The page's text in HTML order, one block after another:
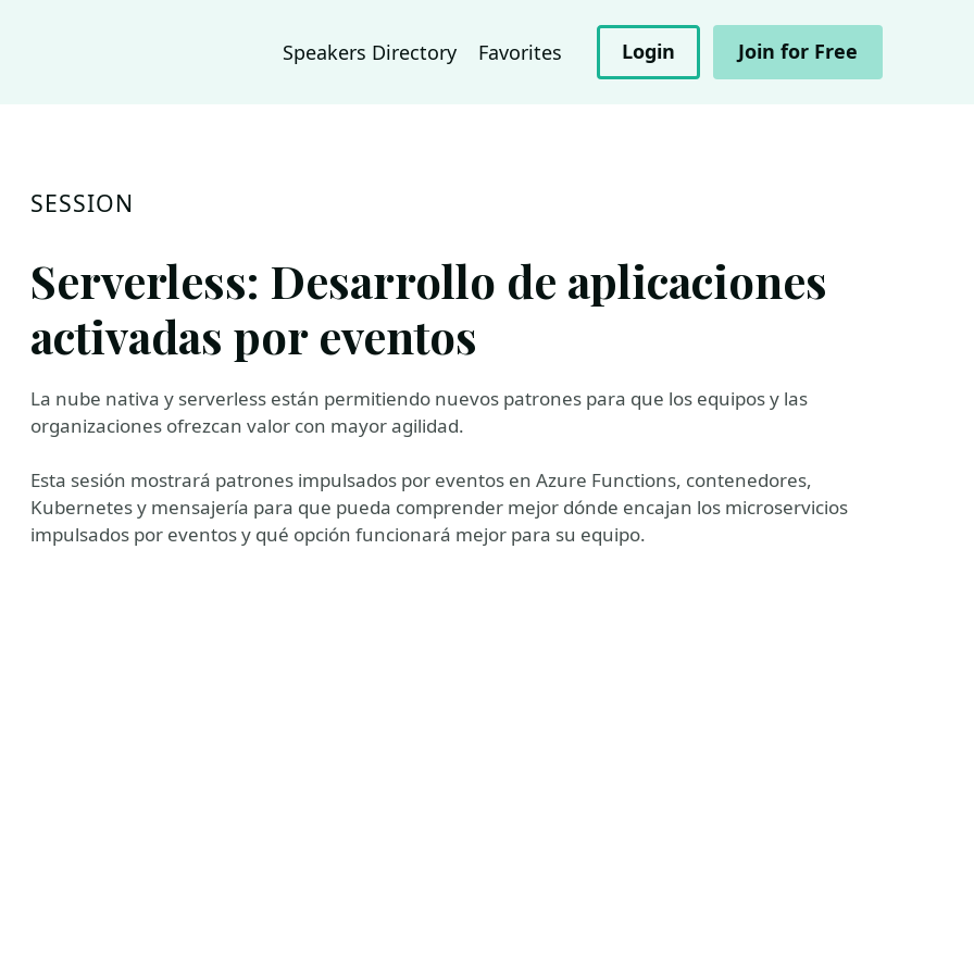
Speakers Directory Favorites Login Join for Free
SESSION
Serverless: Desarrollo de aplicaciones
activadas por eventos
La nube nativa y serverless están permitiendo nuevos patrones para que los equipos y las
organizaciones ofrezcan valor con mayor agilidad.
Esta sesión mostrará patrones impulsados ​​por eventos en Azure Functions, contenedores,
Kubernetes y mensajería para que pueda comprender mejor dónde encajan los microservicios
impulsados ​​por eventos y qué opción funcionará mejor para su equipo.